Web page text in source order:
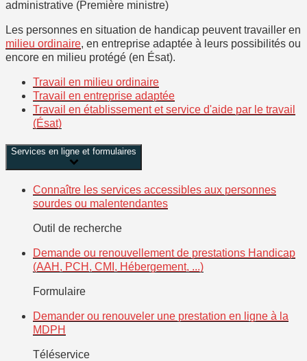
administrative (Première ministre)
Les personnes en situation de handicap peuvent travailler en
milieu ordinaire, en entreprise adaptée à leurs possibilités ou
encore en milieu protégé (en Ésat).
Travail en milieu ordinaire
Travail en entreprise adaptée
Travail en établissement et service d'aide par le travail
(Ésat)
Services en ligne et formulaires
Connaître les services accessibles aux personnes
sourdes ou malentendantes
Outil de recherche
Demande ou renouvellement de prestations Handicap
(AAH, PCH, CMI, Hébergement, ...)
Formulaire
Demander ou renouveler une prestation en ligne à la
MDPH
Téléservice